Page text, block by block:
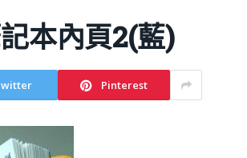
本內頁2(藍)
Pinterest